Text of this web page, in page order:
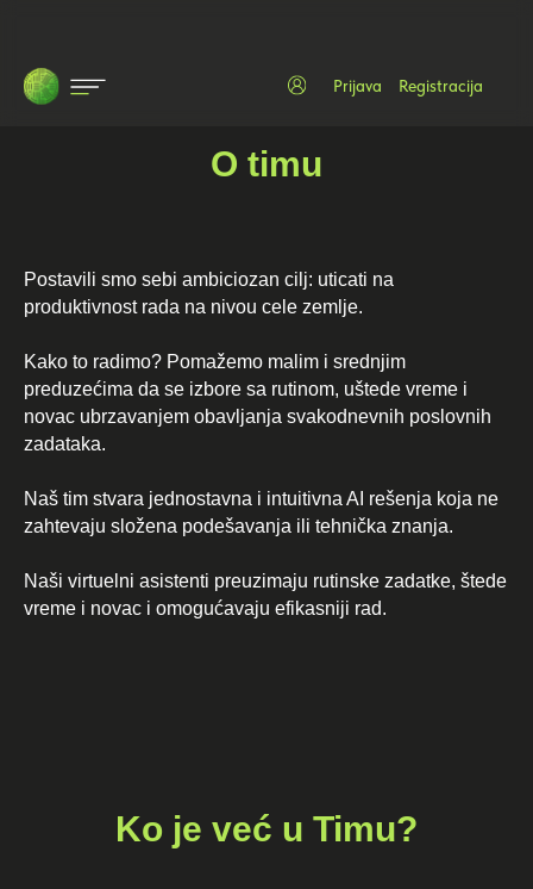
O timu
Postavili smo sebi ambiciozan cilj: uticati na
produktivnost rada na nivou cele zemlje.
Kako to radimo? Pomažemo malim i srednjim
preduzećima da se izbore sa rutinom, uštede vreme i
novac ubrzavanjem obavljanja svakodnevnih poslovnih
zadataka.
Naš tim stvara jednostavna i intuitivna AI rešenja koja ne
zahtevaju složena podešavanja ili tehnička znanja.
Naši virtuelni asistenti preuzimaju rutinske zadatke, štede
vreme i novac i omogućavaju efikasniji rad.
Ko je već u Timu?